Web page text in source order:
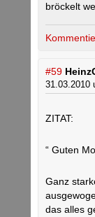
bröckelt
#59
31.03.2010
ZITAT:
“ Guten
Ganz
das alles